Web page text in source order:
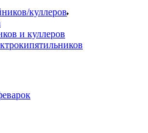
куллеров
и куллеров